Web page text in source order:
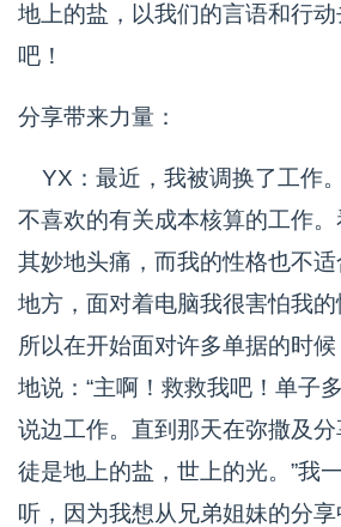
地上的盐，以我们的言语和行
吧！
分享带来力量：
YX：最近，我被调换了工作
不喜欢的有关成本核算的工作
其妙地头痛，而我的性格也不
地方，面对着电脑我很害怕我的
所以在开始面对许多单据的时
地说：“主啊！救救我吧！单子
说边工作。直到那天在弥撒及分
徒是地上的盐，世上的光。”我
听，因为我想从兄弟姐妹的分